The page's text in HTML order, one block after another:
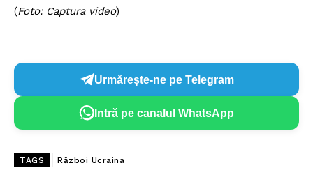
(Foto: Captura video)
Urmărește-ne pe Telegram
Intră pe canalul WhatsApp
TAGS Război Ucraina